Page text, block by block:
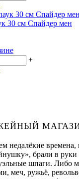
30 см Спайдер мен
+
недалёкие времена,
брали в
шпаги. Либо
меч, ружьё,